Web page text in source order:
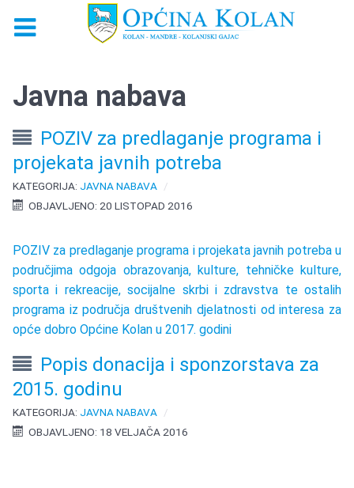
Javna nabava
POZIV za predlaganje programa i
projekata javnih potreba
KATEGORIJA: JAVNA NABAVA
OBJAVLJENO: 20 LISTOPAD 2016
POZIV za predlaganje programa i projekata javnih potreba u
područjima odgoja obrazovanja, kulture, tehničke kulture,
sporta i rekreacije, socijalne skrbi i zdravstva te ostalih
programa iz područja društvenih djelatnosti od interesa za
opće dobro Općine Kolan u 2017. godini
Popis donacija i sponzorstava za
2015. godinu
KATEGORIJA: JAVNA NABAVA
OBJAVLJENO: 18 VELJAČA 2016